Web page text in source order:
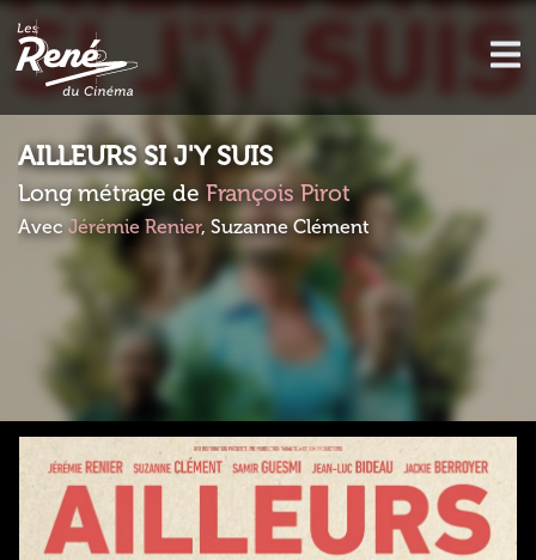
AILLEURS SI J'Y SUIS
Long métrage de François Pirot
Avec Jérémie Renier, Suzanne Clément